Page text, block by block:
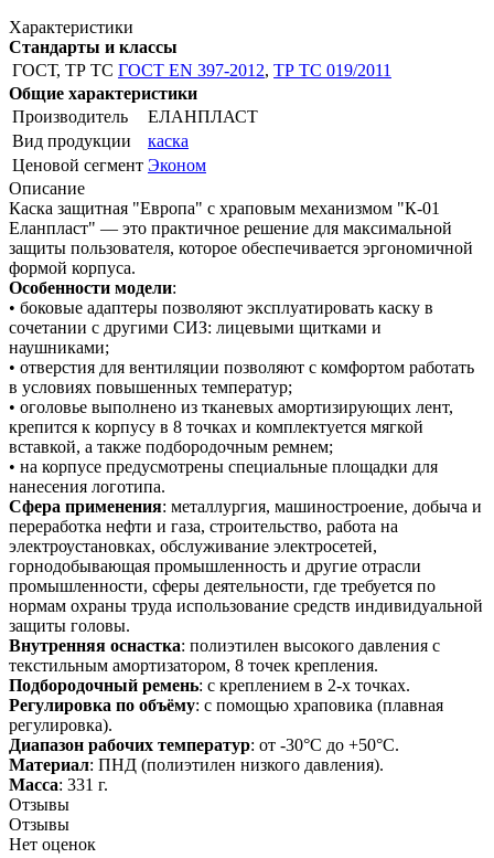
Характеристики
Стандарты и классы
ГОСТ, ТР ТС ГОСТ EN 397-2012, ТР ТС 019/2011
Общие характеристики
Производитель
ЕЛАНПЛАСТ
Вид продукции
каска
Ценовой сегмент Эконом
Описание
Каска защитная "Европа" с храповым механизмом "К-01
Еланпласт" — это практичное решение для максимальной
защиты пользователя, которое обеспечивается эргономичной
формой корпуса.
Особенности модели:
• боковые адаптеры позволяют эксплуатировать каску в
сочетании с другими СИЗ: лицевыми щитками и
наушниками;
• отверстия для вентиляции позволяют с комфортом работать
в условиях повышенных температур;
• оголовье выполнено из тканевых амортизирующих лент,
крепится к корпусу в 8 точках и комплектуется мягкой
вставкой, а также подбородочным ремнем;
• на корпусе предусмотрены специальные площадки для
нанесения логотипа.
Сфера применения: металлургия, машиностроение, добыча и
переработка нефти и газа, строительство, работа на
электроустановках, обслуживание электросетей,
горнодобывающая промышленность и другие отрасли
промышленности, сферы деятельности, где требуется по
нормам охраны труда использование средств индивидуальной
защиты головы.
Внутренняя оснастка: полиэтилен высокого давления с
текстильным амортизатором, 8 точек крепления.
Подбородочный ремень: с креплением в 2-х точках.
Регулировка по объёму: с помощью храповика (плавная
регулировка).
Диапазон рабочих температур: от -30°C до +50°C.
Материал: ПНД (полиэтилен низкого давления).
Масса: 331 г.
Отзывы
Отзывы
Нет оценок